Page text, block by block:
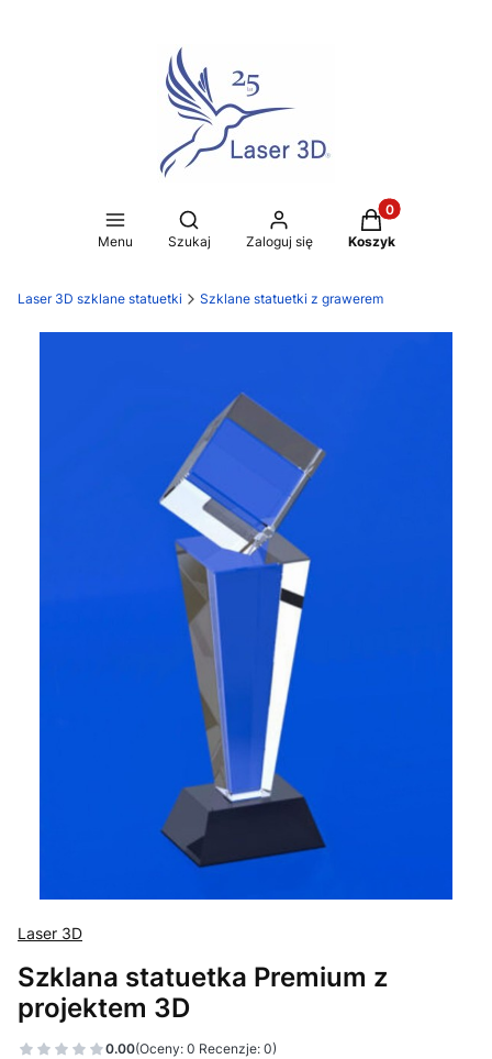
Menu
Otwórz wyszukiwarkę
Szukaj Zaloguj się
Produkty w
Koszyk
Laser 3D szklane statuetki Szklane statuetki z grawerem
Laser 3D
Szklana statuetka Premium z
projektem 3D
0.00(Oceny: 0 Recenzje: 0)